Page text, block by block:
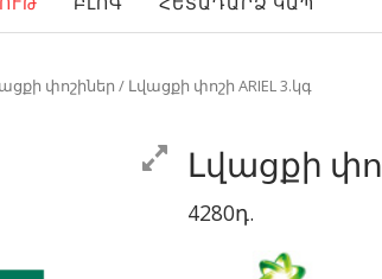
փոշիներ / Լվացքի փոշի ARIEL 3.կգ
Լվացքի
4280դ.